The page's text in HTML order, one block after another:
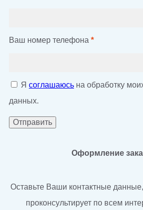
Ваш номер телефона *
Я соглашаюсь на обработку
данных.
Оформление
Оставьте Ваши контактные
проконсультирует по всем